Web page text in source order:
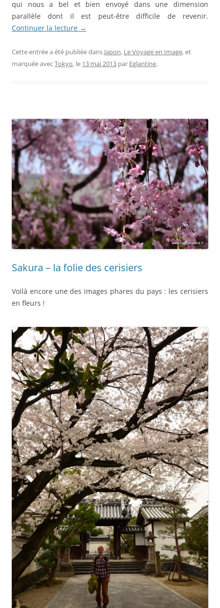
qui nous a bel et bien envoyé dans une dimension
parallèle dont il est peut-être difficile de revenir.
Continuer la lecture →
Cette entrée a été publiée dans Japon, Le Voyage en Image, et
marquée avecTokyo, le 13 mai 2013 par Eglantine.
Sakura – la folie des cerisiers
Voilà encore une des images phares du pays : les cerisiers
en fleurs !